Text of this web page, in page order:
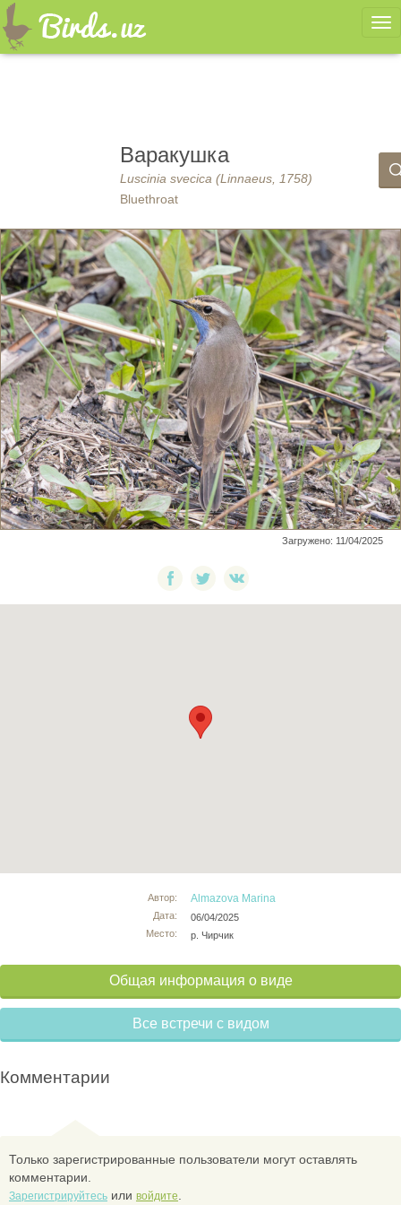
Варакушка
Luscinia svecica (Linnaeus, 1758)
Bluethroat
Загружено: 11/04/2025
Автор:
Дата:
Место:
Almazova Marina
06/04/2025
р. Чирчик
Общая информация о виде
Все встречи с видом
Комментарии
Только зарегистрированные пользователи могут оставлять
комментарии.
Зарегистрируйтесь или войдите